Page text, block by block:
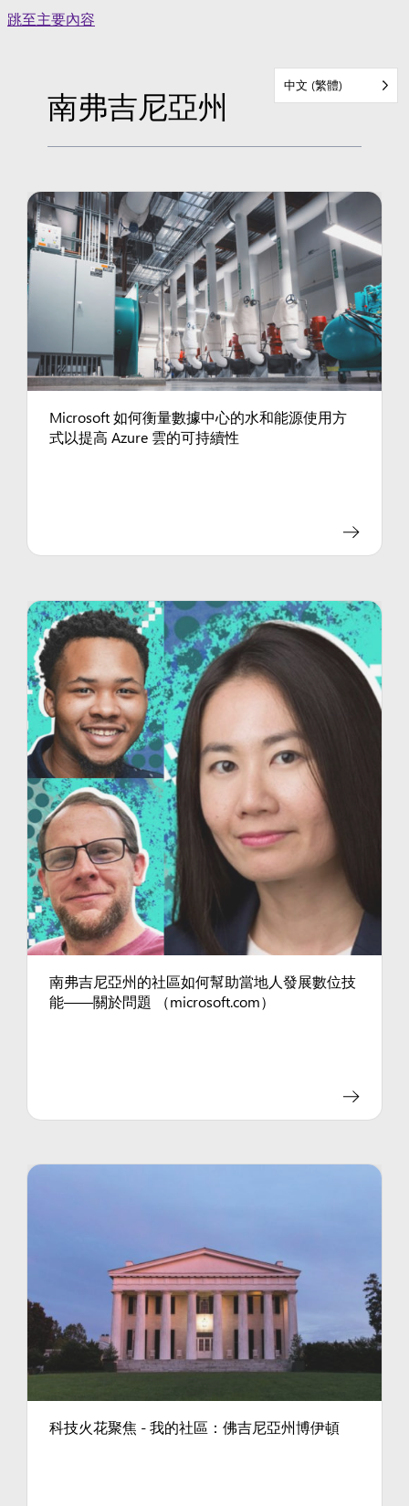
Skip
跳至主要內容
中文 (繁體)
南弗吉尼亞州
Microsoft 如何衡量數據中心的水和能源使用方
式以提高 Azure 雲的可持續性
南弗吉尼亞州的社區如何幫助當地人發展數位技
能——關於問題 （microsoft.com）
科技火花聚焦 - 我的社區：佛吉尼亞州博伊頓